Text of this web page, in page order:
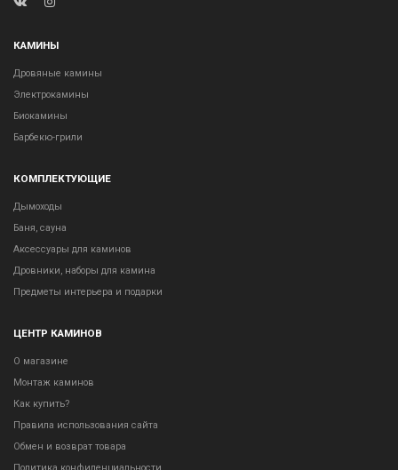
КАМИНЫ
Дровяные камины
Электрокамины
Биокамины
Барбекю-грили
КОМПЛЕКТУЮЩИЕ
Дымоходы
Баня, сауна
Аксессуары для каминов
Дровники, наборы для камина
Предметы интерьера и подарки
ЦЕНТР КАМИНОВ
О магазине
Монтаж каминов
Как купить?
Правила использования сайта
Обмен и возврат товара
Политика конфиденциальности